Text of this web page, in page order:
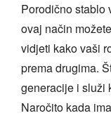
Porodično stablo
ovaj način
vidjeti kako vaši
prema drugima.
generacije i služi
Naročito kada